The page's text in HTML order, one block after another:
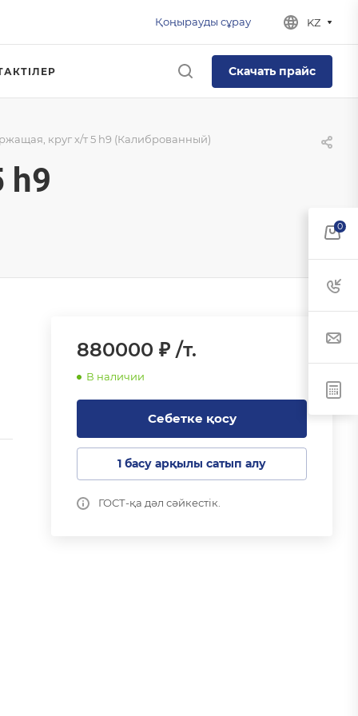
Қоңырауды сұрау KZ
Скачать прайс
круг х/т 5 h9 (Калиброванный)
h9
880000 ₽ /т.
В наличии
Себетке қосу
1 басу арқылы сатып алу
ГОСТ-қа дәл сәйкестік.
0